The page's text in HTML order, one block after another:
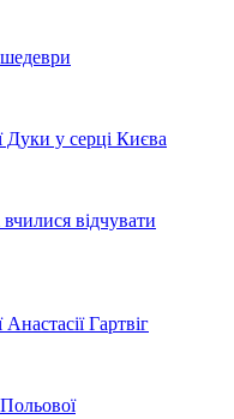
Дуки у серці Києва
відчувати
Гартвіг